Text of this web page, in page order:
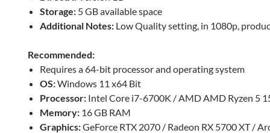
Storage: 5 GB available space
Additional Notes: Low Quality setting, in 1080p,
Recommended:
Requires a 64-bit processor and operating system
OS:Windows 11 x64 Bit
Processor: Intel Core i7-6700K / AMD AMD Ryzen 5
Memory: 16 GB RAM
Graphics:GeForce RTX 2070 / Radeon RX 5700 XT /